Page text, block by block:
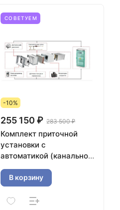
СОВЕТУЕМ
-10%
255 150 ₽ 283 500 ₽
Комплект приточной
установки с
автоматикой (канальное
В корзину